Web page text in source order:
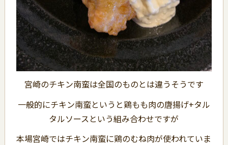
宮崎のチキン南蛮は全国のものとは違うそうです
一般的にチキン南蛮というと鶏もも肉の唐揚げ+タル
タルソースという組み合わせですが
本場宮崎ではチキン南蛮に鶏のむね肉が使われていま